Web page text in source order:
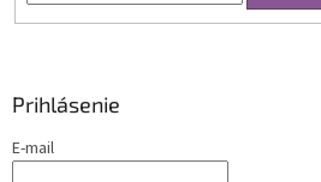
Prihlásenie
E-mail